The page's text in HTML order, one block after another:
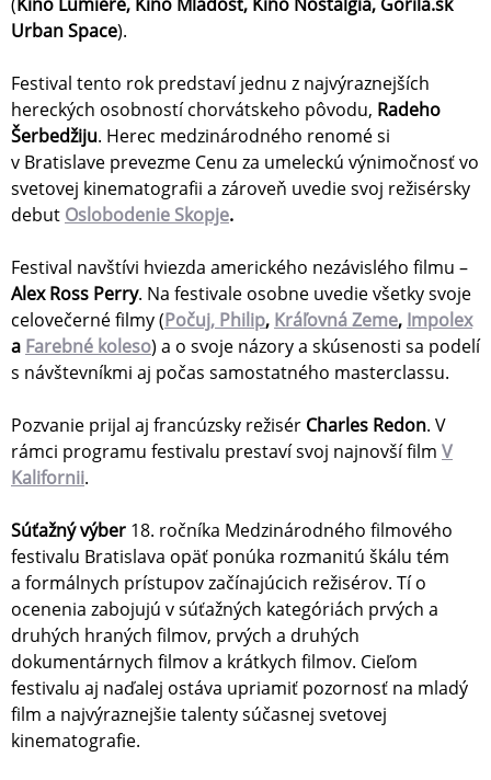
Urban Space).
Festival tento rok predstaví jednu z najvýraznejších
hereckých osobností chorvátskeho pôvodu, Radeho
Šerbedžiju. Herec medzinárodného renomé si
v Bratislave prevezme Cenu za umeleckú výnimočnosť vo
svetovej kinematografii a zároveň uvedie svoj režisérsky
debut Oslobodenie Skopje.
Festival navštívi hviezda amerického nezávislého filmu –
Alex Ross Perry. Na festivale osobne uvedie všetky svoje
celovečerné filmy (Počuj, Philip, Kráľovná Zeme, Impolex
a Farebné koleso) a o svoje názory a skúsenosti sa podelí
s návštevníkmi aj počas samostatného masterclassu.
Pozvanie prijal aj francúzsky režisér Charles Redon. V
rámci programu festivalu prestaví svoj najnovší film V
Kalifornii.
Súťažný výber 18. ročníka Medzinárodného filmového
festivalu Bratislava opäť ponúka rozmanitú škálu tém
a formálnych prístupov začínajúcich režisérov. Tí o
ocenenia zabojujú v súťažných kategóriách prvých a
druhých hraných filmov, prvých a druhých
dokumentárnych filmov a krátkych filmov. Cieľom
festivalu aj naďalej ostáva upriamiť pozornosť na mladý
film a najvýraznejšie talenty súčasnej svetovej
kinematografie.